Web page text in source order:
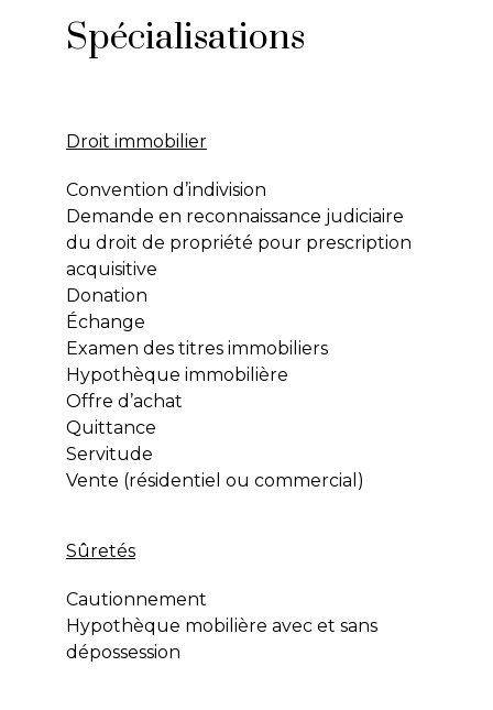
Spécialisations
Droit immobilier
Convention d’indivision
Demande en reconnaissance judiciaire
du droit de propriété pour prescription
acquisitive
Donation
Échange
Examen des titres immobiliers
Hypothèque immobilière
Offre d’achat
Quittance
Servitude
Vente (résidentiel ou commercial)
Sûretés
Cautionnement
Hypothèque mobilière avec et sans
dépossession